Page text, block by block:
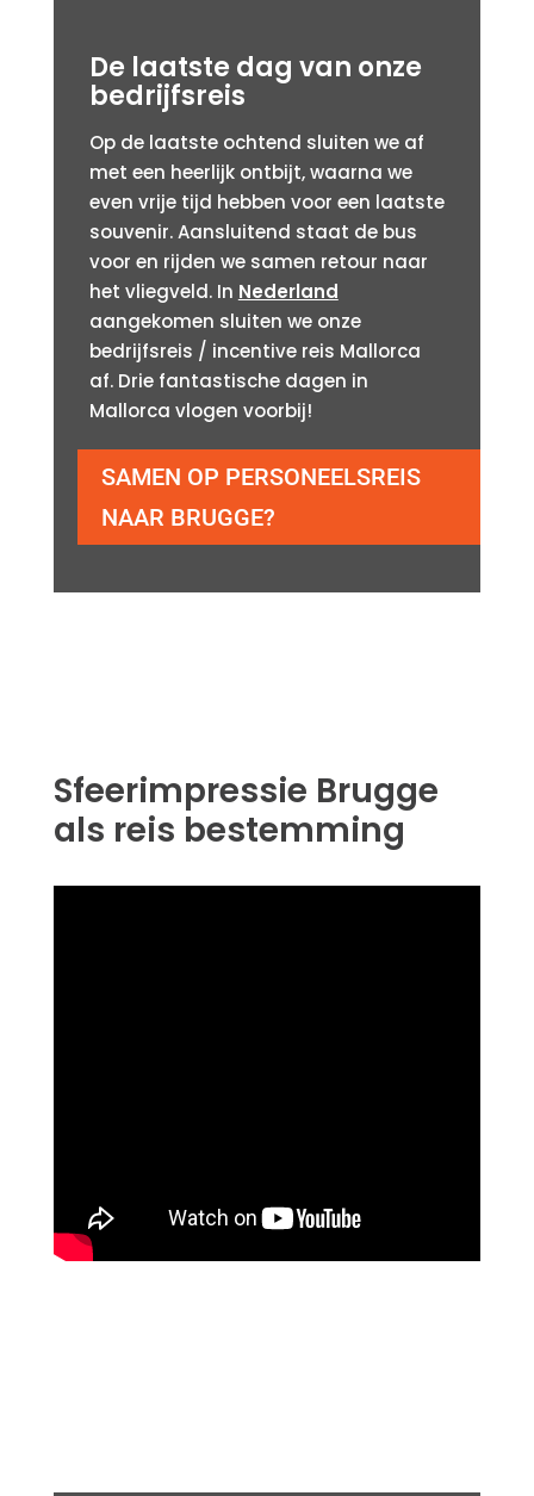
De laatste dag van onze
bedrijfsreis
Op de laatste ochtend sluiten we af
met een heerlijk ontbijt, waarna we
even vrije tijd hebben voor een laatste
souvenir. Aansluitend staat de bus
voor en rijden we samen retour naar
het vliegveld. In Nederland
aangekomen sluiten we onze
bedrijfsreis / incentive reis Mallorca
af. Drie fantastische dagen in
Mallorca vlogen voorbij!
SAMEN OP PERSONEELSREIS
NAAR BRUGGE?
Sfeerimpressie Brugge
als reis bestemming